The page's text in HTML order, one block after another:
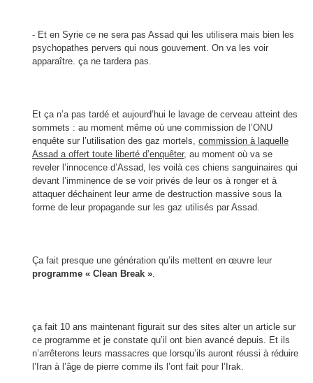
- Et en Syrie ce ne sera pas Assad qui les utilisera mais bien les
psychopathes pervers qui nous gouvernent. On va les voir
apparaître. ça ne tardera pas.
Et ça n’a pas tardé et aujourd’hui le lavage de cerveau atteint des
sommets : au moment même où une commission de l’ONU
enquête sur l’utilisation des gaz mortels, commission à laquelle
Assad a offert toute liberté d’enquêter, au moment où va se
reveler l’innocence d’Assad, les voilà ces chiens sanguinaires qui
devant l’imminence de se voir privés de leur os à ronger et à
attaquer déchainent leur arme de destruction massive sous la
forme de leur propagande sur les gaz utilisés par Assad.
Ça fait presque une génération qu’ils mettent en œuvre leur
programme « Clean Break ».
ça fait 10 ans maintenant figurait sur des sites alter un article sur
ce programme et je constate qu’il ont bien avancé depuis. Et ils
n’arrêterons leurs massacres que lorsqu’ils auront réussi à réduire
l’Iran à l’âge de pierre comme ils l’ont fait pour l’Irak.